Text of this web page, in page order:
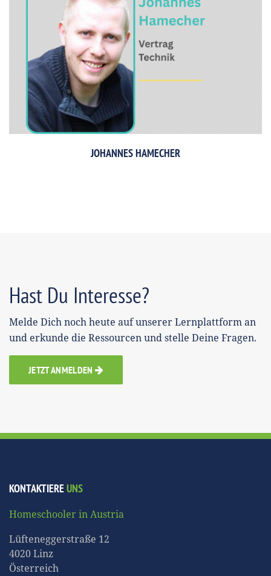
JOHANNES HAMECHER
Hast Du Interesse?
Melde Dich noch heute auf unserer Lernplattform an
und erkunde die Ressourcen und stelle Deine Fragen.
JETZT ANMELDEN
KONTAKTIEREUNS
Homeschooler in Austria
Lüfteneggerstraße 12
4020 Linz
Österreich